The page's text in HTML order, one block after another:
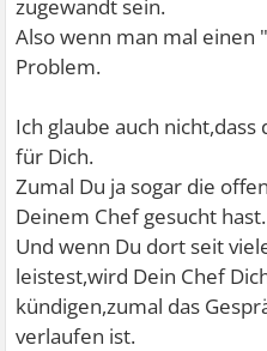
zugewandt sein.
Also wenn man mal einen
Problem.
Ich glaube auch
für Dich.
Zumal Du ja sogar die
Deinem Chef gesucht hast.
Und wenn Du dort seit
leistest,wird Dein Chef
kündigen,zumal das
verlaufen ist.